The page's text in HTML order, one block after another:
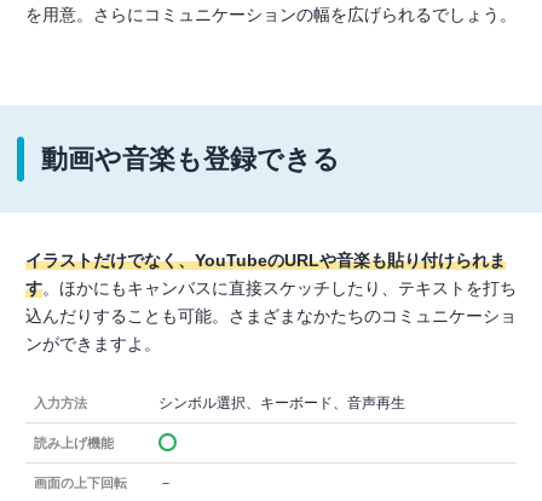
を用意。さらにコミュニケーションの幅を広げられるでしょう。
動画や音楽も登録できる
イラストだけでなく、YouTubeのURLや音楽も貼り付けられま
す。ほかにもキャンバスに直接スケッチしたり、テキストを打ち
込んだりすることも可能。さまざまなかたちのコミュニケーショ
ンができますよ。
入力方法 シンボル選択、キーボード、音声再生
読み上げ機能
画面の上下回転 －